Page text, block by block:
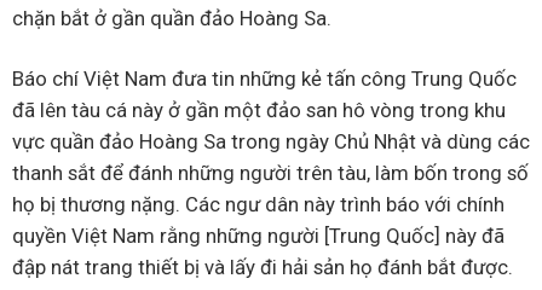
chặn bắt ở gần quần đảo Hoàng Sa.
Báo chí Việt Nam đưa tin những kẻ tấn công Trung Quốc
đã lên tàu cá này ở gần một đảo san hô vòng trong khu
vực quần đảo Hoàng Sa trong ngày Chủ Nhật và dùng các
thanh sắt để đánh những người trên tàu, làm bốn trong số
họ bị thương nặng. Các ngư dân này trình báo với chính
quyền Việt Nam rằng những người [Trung Quốc] này đã
đập nát trang thiết bị và lấy đi hải sản họ đánh bắt được.